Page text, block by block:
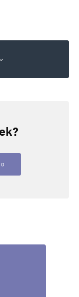
informace jsou
0